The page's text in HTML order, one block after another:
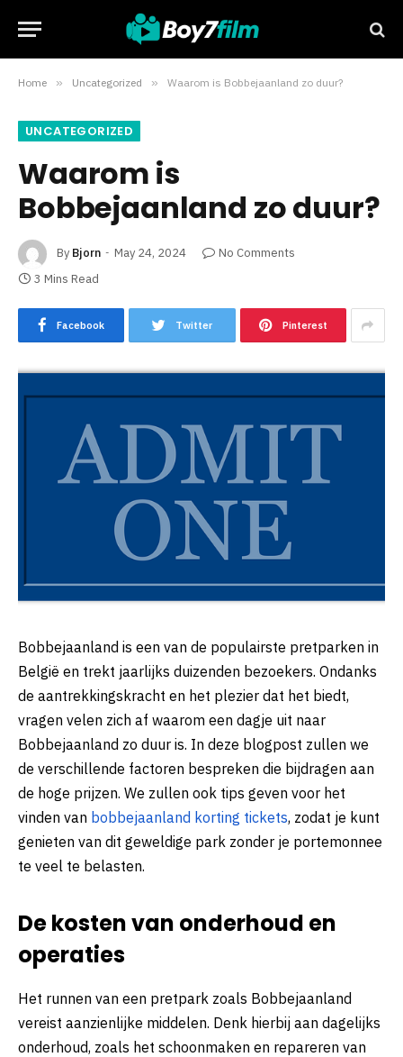
Home » Uncategorized » Waarom is Bobbejaanland zo duur?
UNCATEGORIZED
Waarom is
Bobbejaanland zo duur?
By Bjorn May 24, 2024
No Comments
3 Mins Read
Facebook Twitter Pinterest
Bobbejaanland is een van de populairste pretparken in
België en trekt jaarlijks duizenden bezoekers. Ondanks
de aantrekkingskracht en het plezier dat het biedt,
vragen velen zich af waarom een dagje uit naar
Bobbejaanland zo duur is. In deze blogpost zullen we
de verschillende factoren bespreken die bijdragen aan
de hoge prijzen. We zullen ook tips geven voor het
vinden van bobbejaanland korting tickets, zodat je kunt
genieten van dit geweldige park zonder je portemonnee
te veel te belasten.
De kosten van onderhoud en
operaties
Het runnen van een pretpark zoals Bobbejaanland
vereist aanzienlijke middelen. Denk hierbij aan dagelijks
onderhoud, zoals het schoonmaken en repareren van